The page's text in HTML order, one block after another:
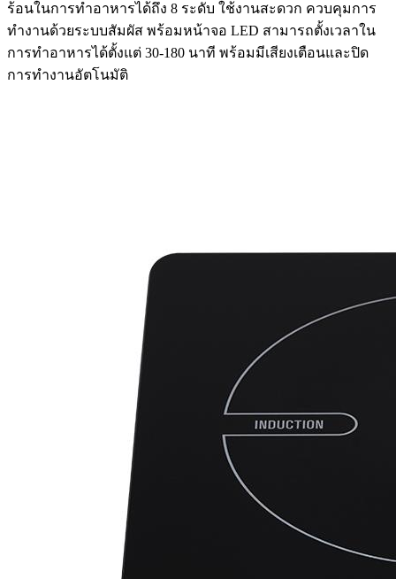
ร้อนในการทำอาหารได้ถึง 8 ระดับ ใช้งานสะดวก ควบคุมการ
ทำงานด้วยระบบสัมผัส พร้อมหน้าจอ LED สามารถตั้งเวลาใน
การทำอาหารได้ตั้งแต่ 30-180 นาที พร้อมมีเสียงเตือนและปิด
การทำงานอัตโนมัติ